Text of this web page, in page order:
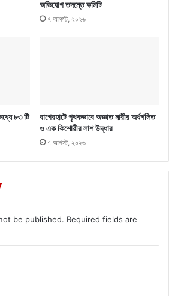
অভিযোগ তদন্তে কমিটি
৭ আগস্ট, ২০২৬
৮৩ টি
বাগেরহাটে পৃথকভাবে অজ্ঞাত নারীর অর্ধগলিত
ও এক কিশোরীর লাশ উদ্ধার
৭ আগস্ট, ২০২৬
be published. Required fields are